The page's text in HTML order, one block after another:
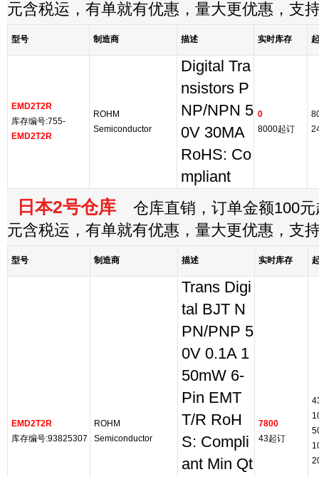
元含税运，有单就有优惠，量大更优惠，支
型号 制造商 描述 实时库存
EMD2T2R
库存编号:755-
EMD2T2R
ROHM
Semiconductor
Digital Tra
nsistors P
NP/NPN 5
0V 30MA
RoHS: Co
mpliant
0
8000起订
日本2号仓库 仓库直销，订单金额100元
元含税运，有单就有优惠，量大更优惠，支
型号 制造商 描述 实时库存
EMD2T2R
库存编号:93825307
ROHM
Semiconductor
Trans Digi
tal BJT N
PN/PNP 5
0V 0.1A 1
50mW 6-
Pin EMT
T/R RoH
S: Compli
ant Min Qt
7800
43起订